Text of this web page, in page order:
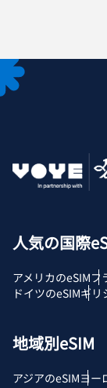
人気の国際
アメリカのeSIMフ
ドイツのeSIMギリ
地域別eSIM
アジアのeSIMヨー